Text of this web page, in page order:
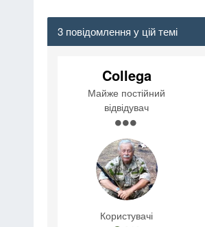
3 повідомлення у цій темі
Collega
Майже постійний
відвідувач
Користувачі